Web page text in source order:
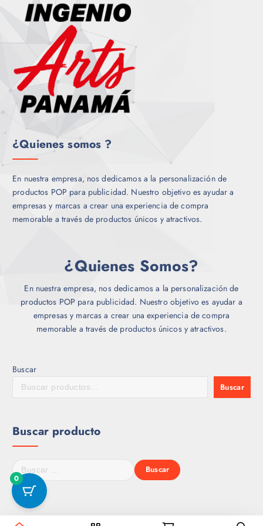
O
S
¿Quienes somos ?
En nuestra empresa, nos dedicamos a la personalización de
productos POP para publicidad. Nuestro objetivo es ayudar a
empresas y marcas a crear una experiencia de compra
memorable a través de productos únicos y atractivos.
¿Quienes Somos?
En nuestra empresa, nos dedicamos a la personalización de
productos POP para publicidad. Nuestro objetivo es ayudar a
empresas y marcas a crear una experiencia de compra
memorable a través de productos únicos y atractivos.
Buscar
Buscar
Buscar producto
u
s
c
0